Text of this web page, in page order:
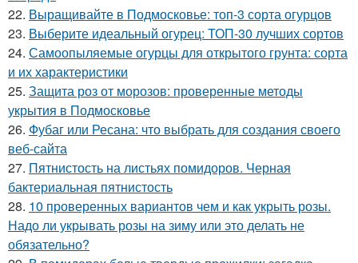
22. Выращивайте в Подмосковье: топ-3 сорта огурцов
23. Выберите идеальный огурец: ТОП-30 лучших сортов
24. Самоопыляемые огурцы для открытого грунта: сорта
и их характеристики
25. Защита роз от морозов: проверенные методы
укрытия в Подмосковье
26. Фубаг или Ресана: что выбрать для создания своего
веб-сайта
27. Пятнистость на листьях помидоров. Черная
бактериальная пятнистость
28. 10 проверенных вариантов чем и как укрыть розы.
Надо ли укрывать розы на зиму или это делать не
обязательно?